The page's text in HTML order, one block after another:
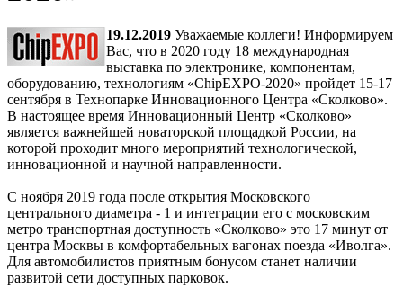
19.12.2019 Уважаемые коллеги! Информируем
Вас, что в 2020 году 18 международная
выставка по электронике, компонентам,
оборудованию, технологиям «ChipEXPO-2020» пройдет 15-17
сентября в Технопарке Инновационного Центра «Сколково».
В настоящее время Инновационный Центр «Сколково»
является важнейшей новаторской площадкой России, на
которой проходит много мероприятий технологической,
инновационной и научной направленности.
С ноября 2019 года после открытия Московского
центрального диаметра - 1 и интеграции его с московским
метро транспортная доступность «Сколково» это 17 минут от
центра Москвы в комфортабельных вагонах поезда «Иволга».
Для автомобилистов приятным бонусом станет наличии
развитой сети доступных парковок.